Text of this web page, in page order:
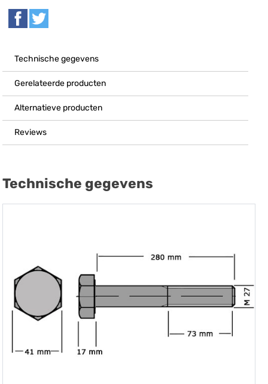
Technische gegevens
Gerelateerde producten
Alternatieve producten
Reviews
Technische gegevens